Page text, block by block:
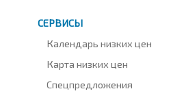
СЕРВИСЫ
Календарь низких цен
Карта низких цен
Спецпредложения